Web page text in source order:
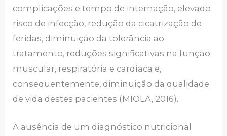
complicações e tempo de internação, elevado
risco de infecção, redução da cicatrização de
feridas, diminuição da tolerância ao
tratamento, reduções significativas na função
muscular, respiratória e cardíaca e,
consequentemente, diminuição da qualidade
de vida destes pacientes (MIOLA, 2016).
A ausência de um diagnóstico nutricional